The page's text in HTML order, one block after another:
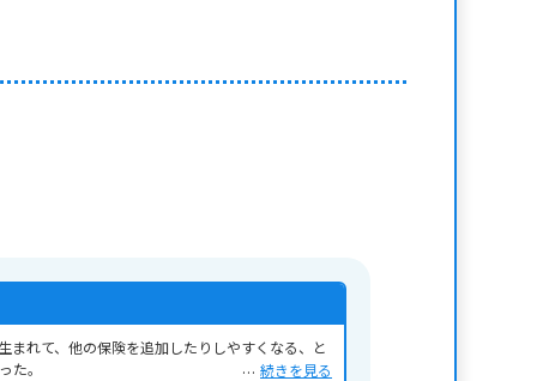
れて、他の保険を追加したりしやすくなる、と
た。
続きを見る